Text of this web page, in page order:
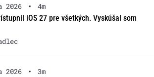
2026 •
4m
iOS 27 pre všetkých. Vyskúšal som
2026 •
3m